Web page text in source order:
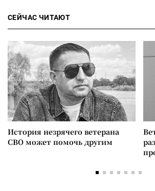
СЕЙЧАС ЧИТАЮТ
История незрячего ветерана
СВО может помочь другим